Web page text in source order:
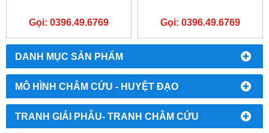
DANH MỤC SẢN PHẨM
MÔ HÌNH CHÂM CỨU - HUYỆT ĐẠO
TRANH GIẢI PHẪU- TRANH CHÂM CỨU
Gọi: 0396.49.6769 Gọi: 0396.49.6769